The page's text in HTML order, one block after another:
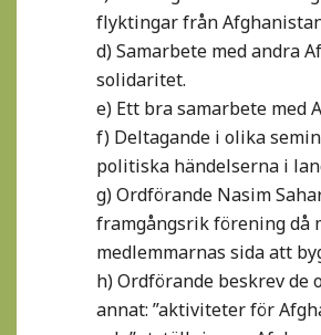
flyktingar från
d) Samarbete med andra
solidaritet.
e) Ett bra samarbete med
f) Deltagande i olika
politiska händelserna i
g) Ordförande Nasim
framgångsrik förening då
medlemmarnas sida att
h) Ordförande beskrev
annat: ”aktiviteter för